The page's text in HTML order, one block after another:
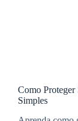
Como Proteger
Simples